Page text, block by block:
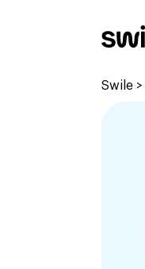
Swile >